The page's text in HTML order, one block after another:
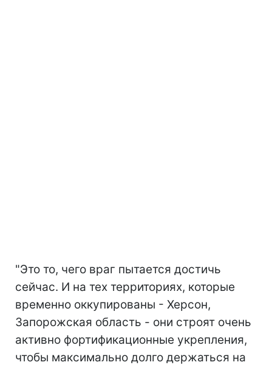
"Это то, чего враг пытается достичь
сейчас. И на тех территориях, которые
временно оккупированы - Херсон,
Запорожская область - они строят очень
активно фортификационные укрепления,
чтобы максимально долго держаться на